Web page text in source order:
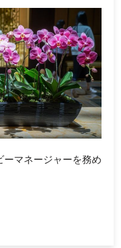
マネージャーを務め